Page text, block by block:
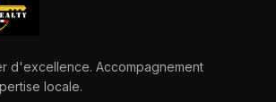
d'excellence. Accompagnement
locale.